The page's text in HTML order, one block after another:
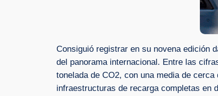
Consiguió registrar en su novena edición
del panorama internacional. Entre las
tonelada de CO2, con una media de
infraestructuras de recarga completas en